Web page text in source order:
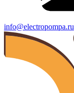
info@electropompa.ru